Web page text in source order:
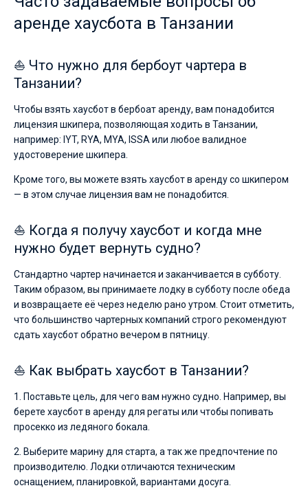
аренде хаусбота в Танзании
⛵ Что нужно для бербоут чартера в
Танзании?
Чтобы взять хаусбот в бербоат аренду, вам понадобится
лицензия шкипера, позволяющая ходить в Танзании,
например: IYT, RYA, MYA, ISSA или любое валидное
удостоверение шкипера.
Кроме того, вы можете взять хаусбот в аренду со шкипером
— в этом случае лицензия вам не понадобится.
⛵ Когда я получу хаусбот и когда мне
нужно будет вернуть судно?
Стандартно чартер начинается и заканчивается в субботу.
Таким образом, вы принимаете лодку в субботу после обеда
и возвращаете её через неделю рано утром. Стоит отметить,
что большинство чартерных компаний строго рекомендуют
сдать хаусбот обратно вечером в пятницу.
⛵ Как выбрать хаусбот в Танзании?
1. Поставьте цель, для чего вам нужно судно. Например, вы
берете хаусбот в аренду для регаты или чтобы попивать
просекко из ледяного бокала.
2. Выберите марину для старта, а так же предпочтение по
производителю. Лодки отличаются техническим
оснащением, планировкой, вариантами досуга.